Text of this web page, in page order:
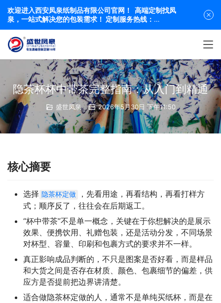
欢迎进入西安凤泉纸制品有限公司官网！ 高端定制找凤
泉，一站式解决您的包装需求！ 定制服务热线：
19991863684 029-84416318
隐茶杯杯中带茶完整指南：从入门到精通
盛世凤泉 2026年5月30日 下午11:50
核心摘要
选择 隐茶杯定做
，先看用途，再看结构，再看打样方
式；顺序反了，往往会在后期返工。
“杯中带茶”不是单一概念，关键在于你想解决的是展示
效果、便携饮用、礼赠包装，还是活动分发，不同场景
对杯型、容量、印刷和包裹方式的要求并不一样。
真正影响成品判断的，不只是图案是否好看，而是样品
和大货之间是否存在材质、颜色、包裹细节的偏差，供
应方是否提前把边界讲清楚。
适合做隐茶杯定做的人，通常不是单纯买纸杯，而是在